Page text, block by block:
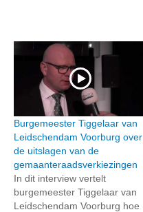
Burgemeester Tiggelaar van
Leidschendam Voorburg over
de uitslagen van de
gemaanteraadsverkiezingen
In dit interview vertelt
burgemeester Tiggelaar van
Leidschendam Voorburg hoe